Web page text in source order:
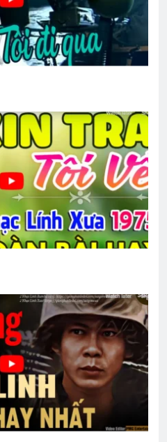
Xuân
thăm NT Trần Văn
IV chương 39
Điệp Khúc Mùa Xuân
2 Years Ago
Xuân
III chương 30
31 BDQ VNCH